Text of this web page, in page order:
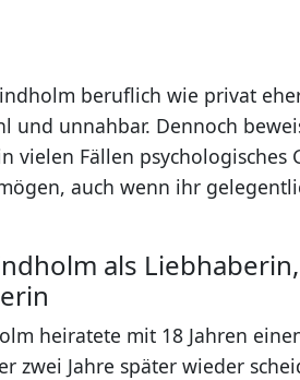
beruflich wie privat
und unnahbar. Dennoch
vielen Fällen psychologisches
auch wenn ihr
als
heiratete mit 18 Jahren
zwei Jahre später wieder